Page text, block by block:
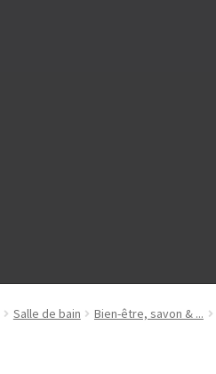
Salle de bain Bien-être, savon & ...